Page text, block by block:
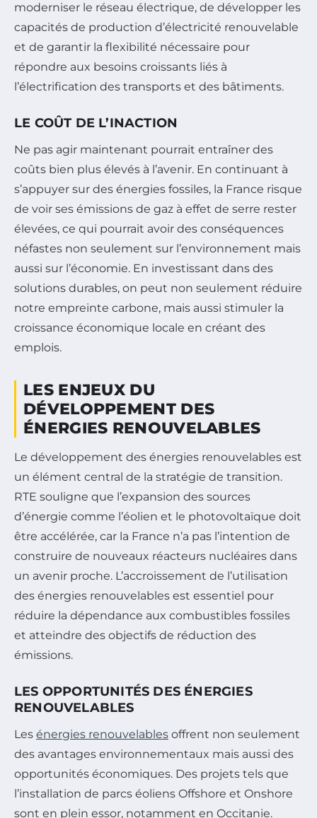
moderniser le réseau électrique, de développer les
capacités de production d’électricité renouvelable
et de garantir la flexibilité nécessaire pour
répondre aux besoins croissants liés à
l’électrification des transports et des bâtiments.
LE COÛT DE L’INACTION
Ne pas agir maintenant pourrait entraîner des
coûts bien plus élevés à l’avenir. En continuant à
s’appuyer sur des énergies fossiles, la France risque
de voir ses émissions de gaz à effet de serre rester
élevées, ce qui pourrait avoir des conséquences
néfastes non seulement sur l’environnement mais
aussi sur l’économie. En investissant dans des
solutions durables, on peut non seulement réduire
notre empreinte carbone, mais aussi stimuler la
croissance économique locale en créant des
emplois.
LES ENJEUX DU
DÉVELOPPEMENT DES
ÉNERGIES RENOUVELABLES
Le développement des énergies renouvelables est
un élément central de la stratégie de transition.
RTE souligne que l’expansion des sources
d’énergie comme l’éolien et le photovoltaïque doit
être accélérée, car la France n’a pas l’intention de
construire de nouveaux réacteurs nucléaires dans
un avenir proche. L’accroissement de l’utilisation
des énergies renouvelables est essentiel pour
réduire la dépendance aux combustibles fossiles
et atteindre des objectifs de réduction des
émissions.
LES OPPORTUNITÉS DES ÉNERGIES
RENOUVELABLES
Les énergies renouvelables offrent non seulement
des avantages environnementaux mais aussi des
opportunités économiques. Des projets tels que
l’installation de parcs éoliens Offshore et Onshore
sont en plein essor, notamment en Occitanie.